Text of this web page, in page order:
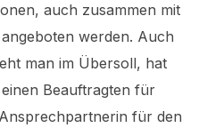
auch zusammen mit
werden. Auch
man im Übersoll, hat
Beauftragten für
für den